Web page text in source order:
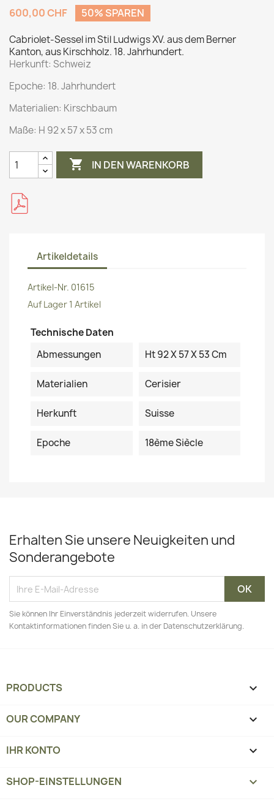
600,00 CHF
50% SPAREN
Cabriolet-Sessel im Stil Ludwigs XV. aus dem Berner
Kanton, aus Kirschholz. 18. Jahrhundert.
Herkunft: Schweiz
Epoche: 18. Jahrhundert
Materialien: Kirschbaum
Maße: H 92 x 57 x 53 cm
 IN DEN WARENKORB
Artikeldetails
Artikel-Nr. 01615
Auf Lager 1 Artikel
Technische Daten
Abmessungen
Ht 92 X 57 X 53 Cm
Materialien Cerisier
Herkunft Suisse
Epoche 18ème Siècle
Erhalten Sie unsere Neuigkeiten und
Sonderangebote
Sie können Ihr Einverständnis jederzeit widerrufen. Unsere
Kontaktinformationen finden Sie u. a. in der Datenschutzerklärung.
PRODUCTS 
OUR COMPANY 
IHR KONTO 
SHOP-EINSTELLUNGEN keyboard_arrow_down